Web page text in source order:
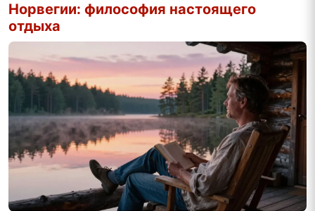
Норвегии: философия настоящего
отдыха